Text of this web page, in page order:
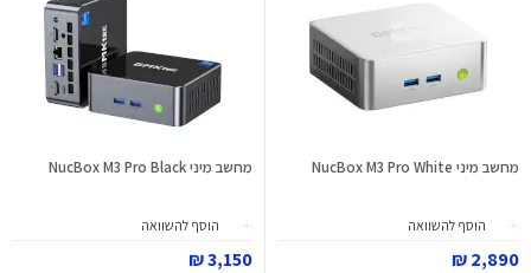
מחשב מיני NucBox M3 Pro White
הוסף להשוואה
2,890 ₪
מחשב מיני NucBox M3 Pro Black
הוסף להשוואה
3,150 ₪